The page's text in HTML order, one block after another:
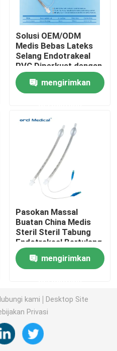
Diperkuat
diborgol
Solusi OEM/ODM
Medis Bebas Lateks
Selang Endotrakeal
PVC Diperkuat dengan
Manset / Tanpa
Manset Pengiriman
Cepat & Ketersediaan
mengirimkan
Pasokan Massal
Buatan China Medis
Steril Steril Tabung
Endotrakeal Bertulang
Steril Steril PVC
mengirimkan
kami
Desktop Site
Privasi